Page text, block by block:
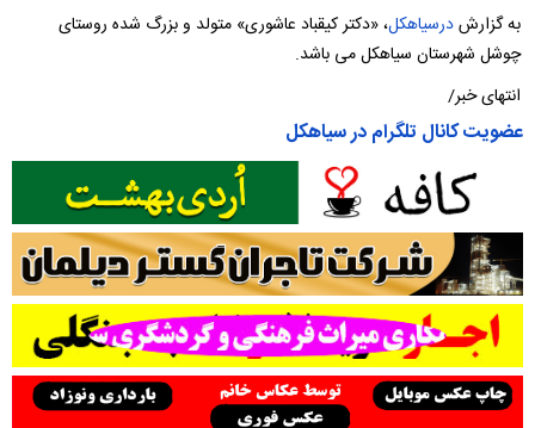
به گزارشدرسیاهکل، «دکتر کیقباد عاشوری» متولد و بزرگ شده روستای
چوشل شهرستان سیاهکل می باشد.
انتهای خبر/
عضویت کانال تلگرام در سیاهکل